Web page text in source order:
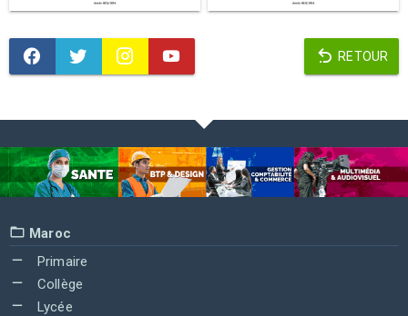
RETOUR
Maroc
Primaire
Collège
Lycée